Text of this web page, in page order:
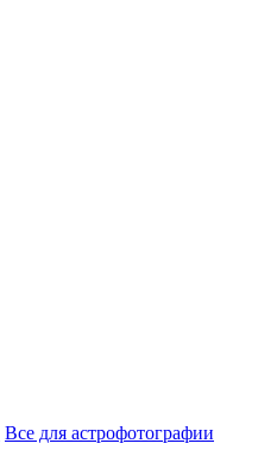
Все для астрофотографии